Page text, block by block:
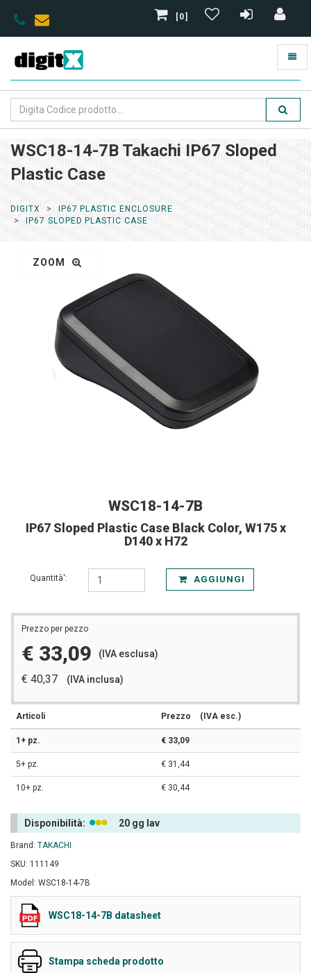
[0]
WSC18-14-7B Takachi IP67 Sloped
Plastic Case
DIGITX
IP67 PLASTIC ENCLOSURE
IP67 SLOPED PLASTIC CASE
ZOOM
WSC18-14-7B
IP67 Sloped Plastic Case Black Color, W175 x
D140 x H72
Quantità': AGGIUNGI
Prezzo per pezzo
€ 33,09 (IVA esclusa)
€ 40,37 (IVA inclusa)
Articoli Prezzo (IVA esc.)
1+ pz. € 33,09
5+ pz. € 31,44
10+ pz. € 30,44
Disponibilità: 20 gg lav
Brand: TAKACHI
SKU: 111149
Model: WSC18-14-7B
WSC18-14-7B datasheet
Stampa scheda prodotto